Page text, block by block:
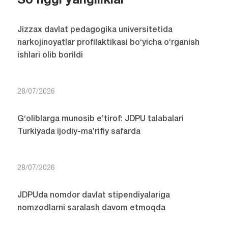
Jizzax davlat pedagogika universitetida
narkojinoyatlar profilaktikasi bo‘yicha o‘rganish
ishlari olib borildi
28/07/2026
G‘oliblarga munosib e’tirof: JDPU talabalari
Turkiyada ijodiy-ma’rifiy safarda
28/07/2026
JDPUda nomdor davlat stipendiyalariga
nomzodlarni saralash davom etmoqda